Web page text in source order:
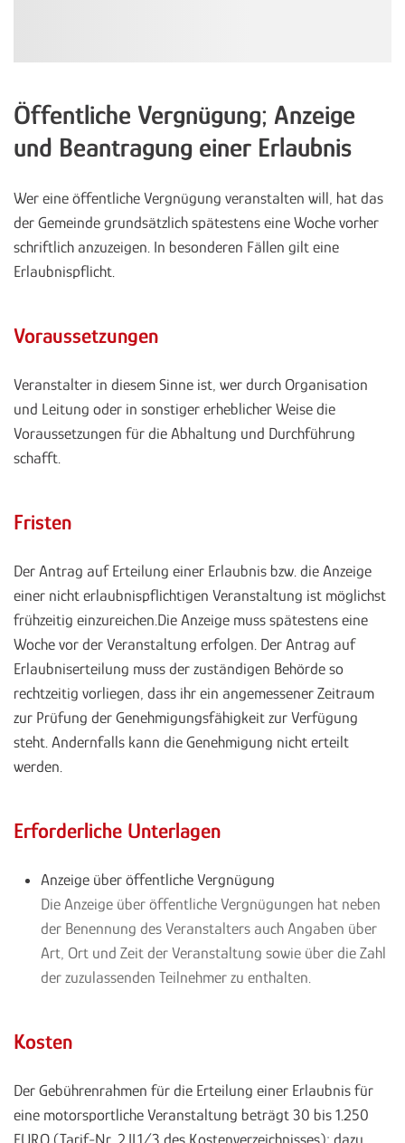
Öffentliche Vergnügung; Anzeige
und Beantragung einer Erlaubnis
Wer eine öffentliche Vergnügung veranstalten will, hat das
der Gemeinde grundsätzlich spätestens eine Woche vorher
schriftlich anzuzeigen. In besonderen Fällen gilt eine
Erlaubnispflicht.
Voraussetzungen
Veranstalter in diesem Sinne ist, wer durch Organisation
und Leitung oder in sonstiger erheblicher Weise die
Voraussetzungen für die Abhaltung und Durchführung
schafft.
Fristen
Der Antrag auf Erteilung einer Erlaubnis bzw. die Anzeige
einer nicht erlaubnispflichtigen Veranstaltung ist möglichst
frühzeitig einzureichen.Die Anzeige muss spätestens eine
Woche vor der Veranstaltung erfolgen. Der Antrag auf
Erlaubniserteilung muss der zuständigen Behörde so
rechtzeitig vorliegen, dass ihr ein angemessener Zeitraum
zur Prüfung der Genehmigungsfähigkeit zur Verfügung
steht. Andernfalls kann die Genehmigung nicht erteilt
werden.
Erforderliche Unterlagen
Anzeige über öffentliche Vergnügung
Die Anzeige über öffentliche Vergnügungen hat neben
der Benennung des Veranstalters auch Angaben über
Art, Ort und Zeit der Veranstaltung sowie über die Zahl
der zuzulassenden Teilnehmer zu enthalten.
Kosten
Der Gebührenrahmen für die Erteilung einer Erlaubnis für
eine motorsportliche Veranstaltung beträgt 30 bis 1.250